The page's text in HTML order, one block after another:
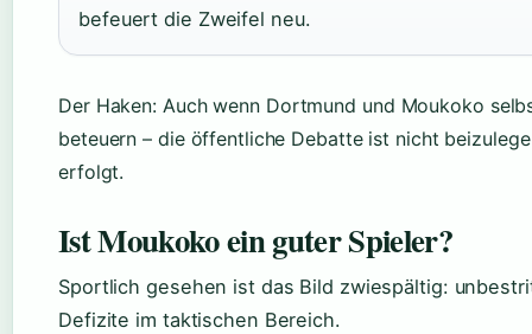
befeuert die Zweifel neu.
Der Haken: Auch wenn Dortmund und Moukoko
beteuern – die öffentliche Debatte ist nicht
erfolgt.
Ist Moukoko ein guter Spieler?
Sportlich gesehen ist das Bild zwiespältig:
Defizite im taktischen Bereich.